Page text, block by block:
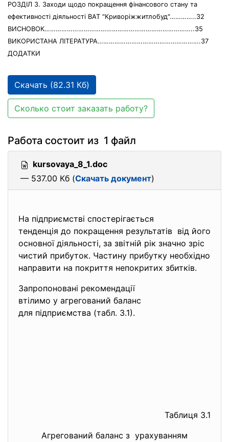
РОЗДІЛ 3. Заходи щодо покращення фінансового стану та
ефективності діяльності ВАТ "Криворiжжитлобуд"…………..32
ВИСНОВОК……………………………………………………………………..35
ВИКОРИСТАНА ЛІТЕРАТУРА……………………………………………….37
ДОДАТКИ
Скачать (82.31 Кб)
Сколько стоит заказать работу?
Работа состоит из 1 файл
kursovaya_8_1.doc
— 537.00 Кб (Скачать документ)
На підприємстві спостерігається
тенденція до покращення результатів від його
основної діяльності, за звітній рік значно зріс
чистий прибуток. Частину прибутку необхідно
направити на покриття непокритих збитків.
Запропоновані рекомендації
втілимо у агрегований баланс
для підприємства (табл. 3.1).
Таблиця 3.1
Агрегований баланс з урахуванням